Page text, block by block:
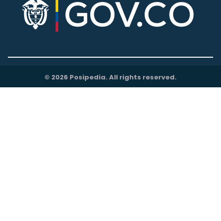
© 2026 Posipedia. All rights reserved.